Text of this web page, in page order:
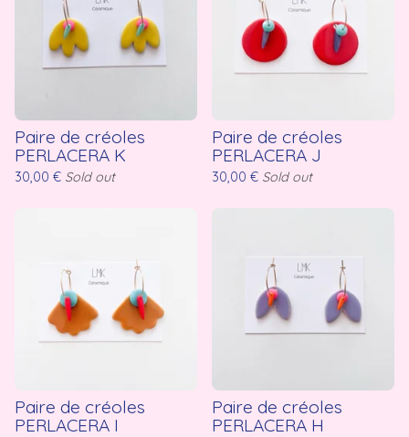
Paire de créoles
PERLACERA K
30,00 € Sold out
Paire de créoles
PERLACERA J
30,00 € Sold out
Paire de créoles
PERLACERA I
Paire de créoles
PERLACERA H